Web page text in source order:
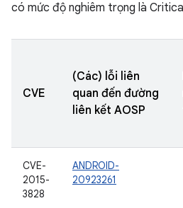
có mức độ nghiêm trọng là
CVE
(Các) lỗi liên
quan đến đường
liên kết AOSP
CVE-
2015-
3828
ANDROID-
20923261